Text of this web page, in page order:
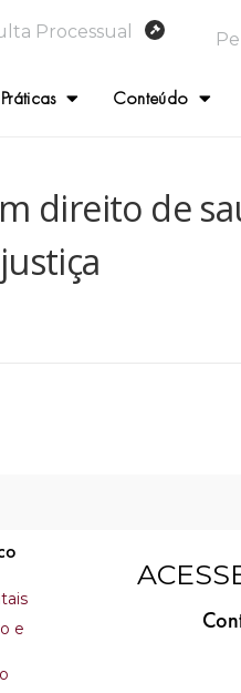
Processual
Conteúdo
direito de
e